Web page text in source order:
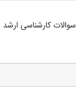
سوالات کارشناسی ارشد